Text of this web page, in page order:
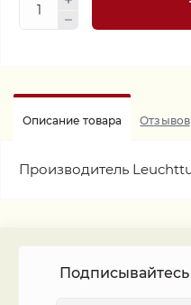
Описание товара Отзывов
Производитель